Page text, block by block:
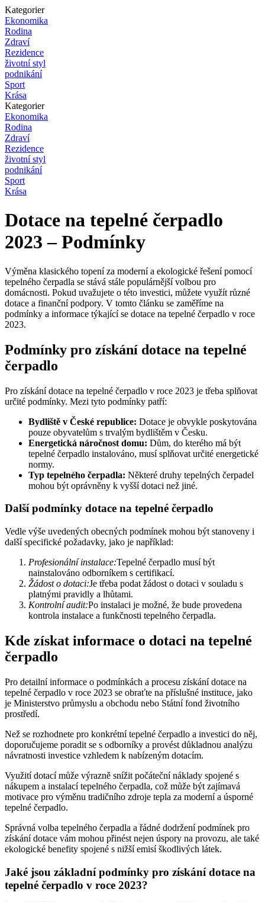
Kategorier
Ekonomika
Rodina
Zdraví
Rezidence
životní styl
podnikání
Sport
Krása
Kategorier
Ekonomika
Rodina
Zdraví
Rezidence
životní styl
podnikání
Sport
Krása
Dotace na tepelné čerpadlo
2023 – Podmínky
Výměna klasického topení za moderní a ekologické řešení pomocí
tepelného čerpadla se stává stále populárnější volbou pro
domácnosti. Pokud uvažujete o této investici, můžete využít různé
dotace a finanční podpory. V tomto článku se zaměříme na
podmínky a informace týkající se dotace na tepelné čerpadlo v roce
2023.
Podmínky pro získání dotace na tepelné
čerpadlo
Pro získání dotace na tepelné čerpadlo v roce 2023 je třeba splňovat
určité podmínky. Mezi tyto podmínky patří:
Bydliště v České republice: Dotace je obvykle poskytována
pouze obyvatelům s trvalým bydlištěm v Česku.
Energetická náročnost domu: Dům, do kterého má být
tepelné čerpadlo instalováno, musí splňovat určité energetické
normy.
Typ tepelného čerpadla: Některé druhy tepelných čerpadel
mohou být oprávněny k vyšší dotaci než jiné.
Další podmínky dotace na tepelné čerpadlo
Vedle výše uvedených obecných podmínek mohou být stanoveny i
další specifické požadavky, jako je například:
Profesionální instalace:Tepelné čerpadlo musí být
nainstalováno odborníkem s certifikací.
Žádost o dotaci:Je třeba podat žádost o dotaci v souladu s
platnými pravidly a lhůtami.
Kontrolní audit:Po instalaci je možné, že bude provedena
kontrola instalace a funkčnosti tepelného čerpadla.
Kde získat informace o dotaci na tepelné
čerpadlo
Pro detailní informace o podmínkách a procesu získání dotace na
tepelné čerpadlo v roce 2023 se obraťte na příslušné instituce, jako
je Ministerstvo průmyslu a obchodu nebo Státní fond životního
prostředí.
Než se rozhodnete pro konkrétní tepelné čerpadlo a investici do něj,
doporučujeme poradit se s odborníky a provést důkladnou analýzu
návratnosti investice vzhledem k nabízeným dotacím.
Využití dotací může výrazně snížit počáteční náklady spojené s
nákupem a instalací tepelného čerpadla, což může být zajímavá
motivace pro výměnu tradičního zdroje tepla za moderní a úsporné
tepelné čerpadlo.
Správná volba tepelného čerpadla a řádné dodržení podmínek pro
získání dotace vám mohou přinést nejen úspory na provozu, ale také
ekologické benefity spojené s nižší emisí škodlivých látek.
Jaké jsou základní podmínky pro získání dotace na
tepelné čerpadlo v roce 2023?